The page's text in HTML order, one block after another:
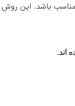
باشد. این روش